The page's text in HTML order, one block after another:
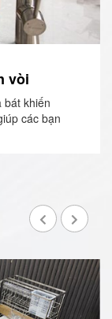
vòi
bát khiến
các bạn